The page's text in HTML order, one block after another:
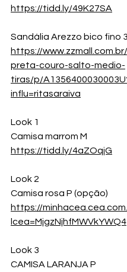
https://tidd.ly/49K27SA
Sandália Arezzo bico fino
https://
preta-couro-salto-medio-
tiras/p/
influ=ritasaraiva
Look 1
Camisa marrom M
https://tidd.ly/4aZOqjG
Look 2
Camisa rosa P (opção)
https://
lcea=MjgzNjhfMWVkYWQ4
Look 3
CAMISA LARANJA P